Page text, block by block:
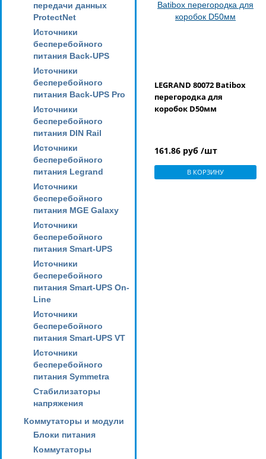
передачи данных
ProtectNet
Источники
бесперебойного
питания Back-UPS
Источники
бесперебойного
питания Back-UPS Pro
Источники
бесперебойного
питания DIN Rail
Источники
бесперебойного
питания Legrand
Источники
бесперебойного
питания MGE Galaxy
Источники
бесперебойного
питания Smart-UPS
Источники
бесперебойного
питания Smart-UPS On-
Line
Источники
бесперебойного
питания Smart-UPS VT
Источники
бесперебойного
питания Symmetra
Стабилизаторы
напряжения
Коммутаторы и модули
Блоки питания
Коммутаторы
LEGRAND 80072 Batibox
перегородка для
коробок D50мм
161.86 руб /шт
В КОРЗИНУ